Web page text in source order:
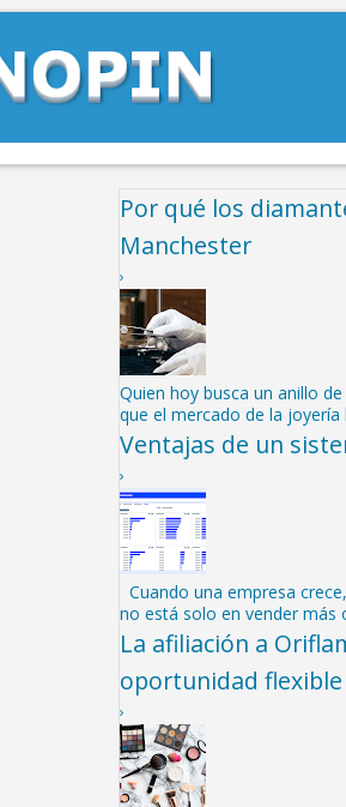
Por qué los
Manchester
›
Quien hoy busca un anillo
que el mercado de la joyería
Ventajas de un
›
Cuando una empresa
no está solo en vender más
La afiliación a
oportunidad flexible
›